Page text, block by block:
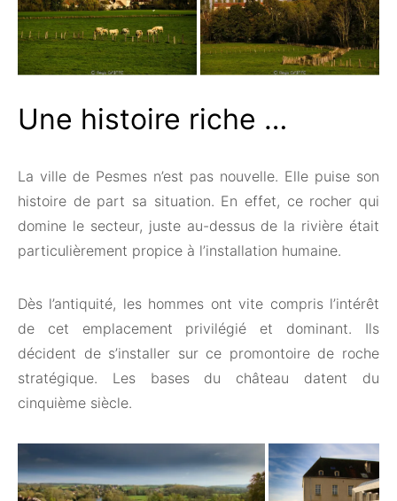
Une histoire riche …
La ville de Pesmes n’est pas nouvelle. Elle puise son
histoire de part sa situation. En effet, ce rocher qui
domine le secteur, juste au-dessus de la rivière était
particulièrement propice à l’installation humaine.
Dès l’antiquité, les hommes ont vite compris l’intérêt
de cet emplacement privilégié et dominant. Ils
décident de s’installer sur ce promontoire de roche
stratégique. Les bases du château datent du
cinquième siècle.